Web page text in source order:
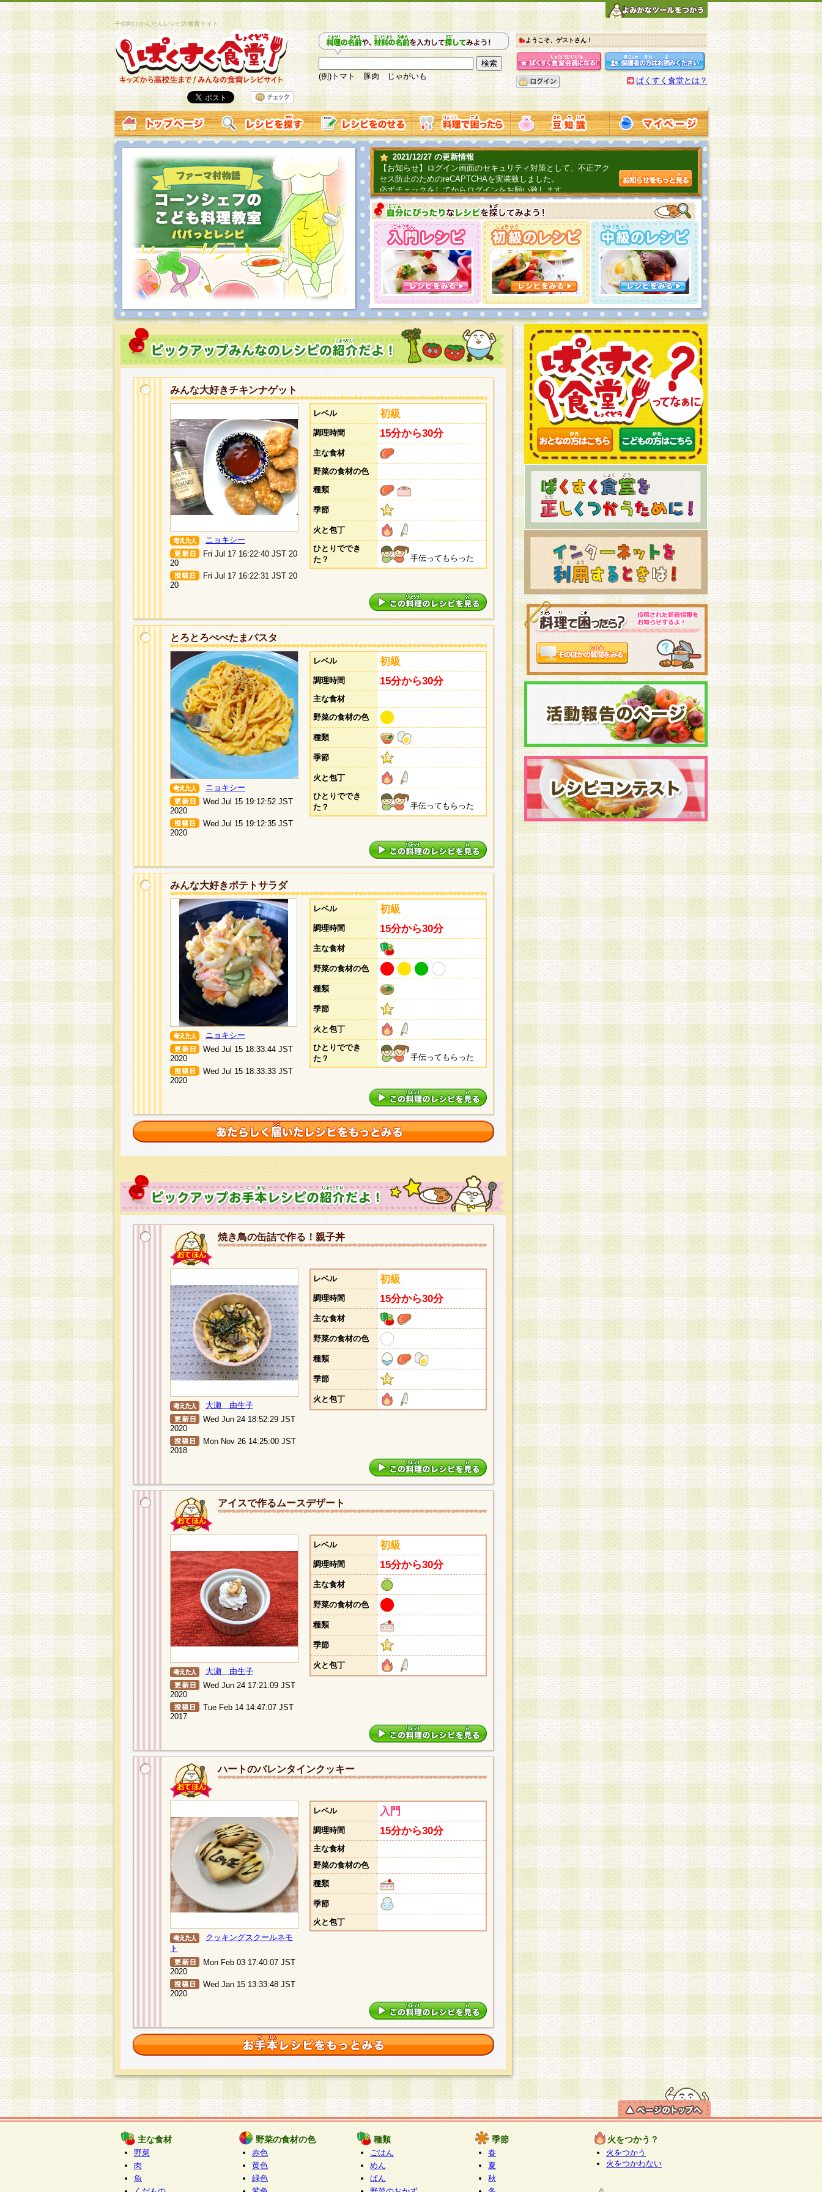
子供向けかんたんレシピの食育サイト
(例)トマト 豚肉 じゃがいも
ようこそ、ゲストさん！
ぱくすく食堂とは？
2021/12/27 の更新情報
【お知らせ】ログイン画面のセキュリティ対策として、不正アク
セス防止のためのreCAPTCHAを実装致しました。
必ずチェックをしてからログインをお願い致します。
2019/06/04 の更新情報
ファーマ村からコーンシェフが簡単レシピを紹介するよ！こちら
2018/07/01 の更新情報
チャレンジ企画第三弾！お母さん、お父さんへ日頃の感謝をこめ
てごはんを作ろう！は終了致しました。たくさんの投稿、ありが
とうございました。次回企画もお楽しみに！
みんな大好きチキンナゲット
ニョキシー
Fri Jul 17 16:22:40 JST 20
20
Fri Jul 17 16:22:31 JST 20
20
レベル 初級
調理時間 15分から30分
主な食材
野菜の食材の色
種類
季節
火と包丁
ひとりででき
た？
手伝ってもらった
とろとろぺぺたまパスタ
ニョキシー
Wed Jul 15 19:12:52 JST
2020
Wed Jul 15 19:12:35 JST
2020
レベル 初級
調理時間 15分から30分
主な食材
野菜の食材の色
種類
季節
火と包丁
ひとりででき
た？
手伝ってもらった
みんな大好きポテトサラダ
ニョキシー
Wed Jul 15 18:33:44 JST
2020
Wed Jul 15 18:33:33 JST
2020
レベル 初級
調理時間 15分から30分
主な食材
野菜の食材の色
種類
季節
火と包丁
ひとりででき
た？
手伝ってもらった
焼き鳥の缶詰で作る！親子丼
大瀬 由生子
Wed Jun 24 18:52:29 JST
2020
Mon Nov 26 14:25:00 JST
2018
レベル 初級
調理時間 15分から30分
主な食材
野菜の食材の色
種類
季節
火と包丁
アイスで作るムースデザート
大瀬 由生子
Wed Jun 24 17:21:09 JST
2020
Tue Feb 14 14:47:07 JST
2017
レベル 初級
調理時間 15分から30分
主な食材
野菜の食材の色
種類
季節
火と包丁
ハートのバレンタインクッキー
クッキングスクールネモ
ト
Mon Feb 03 17:40:07 JST
2020
Wed Jan 15 13:33:48 JST
2020
レベル 入門
調理時間 15分から30分
主な食材
野菜の食材の色
種類
季節
火と包丁
主な食材
野菜
肉
魚
野菜の食材の色
赤色
黄色
緑色
種類
ごはん
めん
ぱん
季節
春
夏
秋
火をつかう？
火をつかう
火をつかわない